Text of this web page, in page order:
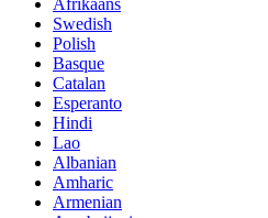
Afrikaans
Swedish
Polish
Basque
Catalan
Esperanto
Hindi
Lao
Albanian
Amharic
Armenian